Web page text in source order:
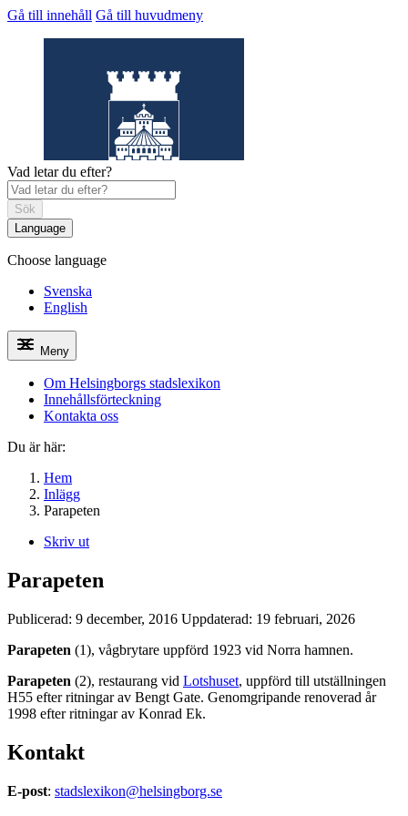
Gå till innehåll Gå till huvudmeny
Helsingborgs stadslexikon
Vad letar du efter?
Sök
Language
Choose language
Svenska
English
Meny
Om Helsingborgs stadslexikon
Innehållsförteckning
Kontakta oss
Du är här:
Hem
Inlägg
Parapeten
Skriv ut
Parapeten
Publicerad: 9 december, 2016 Uppdaterad: 19 februari, 2026
Parapeten (1), vågbrytare uppförd 1923 vid Norra hamnen.
Parapeten (2), restaurang vid Lotshuset, uppförd till utställningen
H55 efter ritningar av Bengt Gate. Genomgripande renoverad år
1998 efter ritningar av Konrad Ek.
Kontakt
E-post: stadslexikon@helsingborg.se